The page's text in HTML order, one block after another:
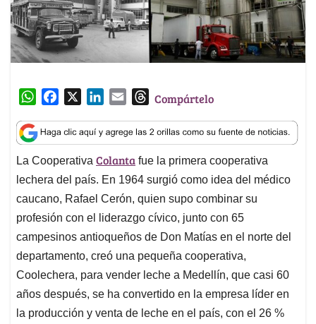
W
a
t
s
A
p
p
c
e
b
o
o
k
n
k
e
d
I
n
a
i
l
T
r
e
a
d
s
Compártelo
La Cooperativa Colanta fue la primera cooperativa
lechera del país. En 1964 surgió como idea del médico
caucano, Rafael Cerón, quien supo combinar su
profesión con el liderazgo cívico, junto con 65
campesinos antioqueños de Don Matías en el norte del
departamento, creó una pequeña cooperativa,
Coolechera, para vender leche a Medellín, que casi 60
años después, se ha convertido en la empresa líder en
la producción y venta de leche en el país, con el 26 %